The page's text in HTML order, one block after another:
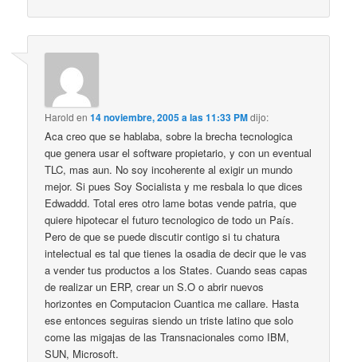
Harold en14 noviembre, 2005 a las 11:33 PMdijo:
Aca creo que se hablaba, sobre la brecha tecnologica
que genera usar el software propietario, y con un eventual
TLC, mas aun. No soy incoherente al exigir un mundo
mejor. Si pues Soy Socialista y me resbala lo que dices
Edwaddd. Total eres otro lame botas vende patria, que
quiere hipotecar el futuro tecnologico de todo un País.
Pero de que se puede discutir contigo si tu chatura
intelectual es tal que tienes la osadia de decir que le vas
a vender tus productos a los States. Cuando seas capas
de realizar un ERP, crear un S.O o abrir nuevos
horizontes en Computacion Cuantica me callare. Hasta
ese entonces seguiras siendo un triste latino que solo
come las migajas de las Transnacionales como IBM,
SUN, Microsoft.